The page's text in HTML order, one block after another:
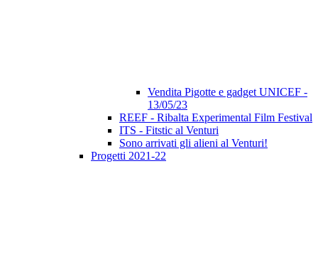
Vendita Pigotte e gadget UNICEF -
13/05/23
REEF - Ribalta Experimental Film Festival
ITS - Fitstic al Venturi
Sono arrivati gli alieni al Venturi!
Progetti 2021-22